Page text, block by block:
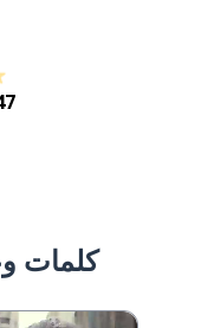
1.47
كلمات